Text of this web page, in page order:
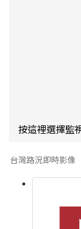
按這裡選擇監
台灣路況即時影像